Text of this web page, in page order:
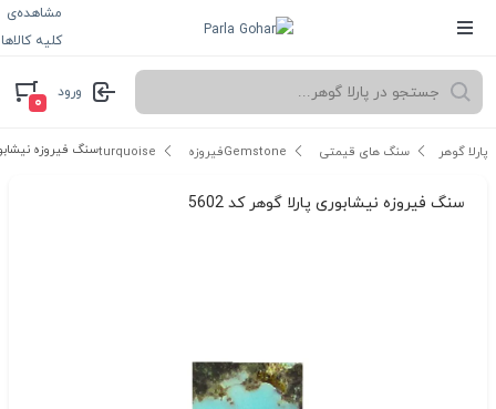
مشاهده‌ی
کلیه کالاها
ورود
۰
پارلا گوهر سنگ های قیمتی Gemstone فیروزه turquoise سنگ فیروزه
سنگ فیروزه نیشابوری پارلا گوهر کد 5602